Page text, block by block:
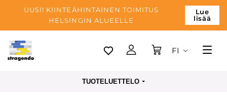
UUSI! KIINTEÄHINTAINEN TOIMITUS
HELSINGIN ALUEELLE
Lue
lisää
Tallinn
FI
TUOTELUETTELO